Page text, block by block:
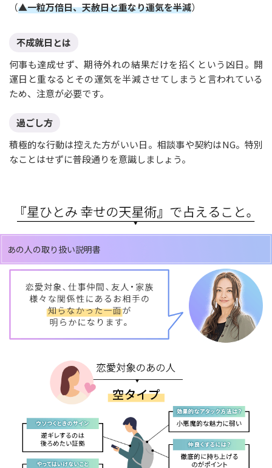
（▲一粒万倍日、天赦日と重なり運気を半減）
不成就日とは
何事も達成せず、期待外れの結果だけを招くという凶日。開
運日と重なるとその運気を半減させてしまうと言われている
ため、注意が必要です。
過ごし方
積極的な行動は控えた方がいい日。相談事や契約はNG。特別
なことはせずに普段通りを意識しましょう。
あの人の取り扱い説明書